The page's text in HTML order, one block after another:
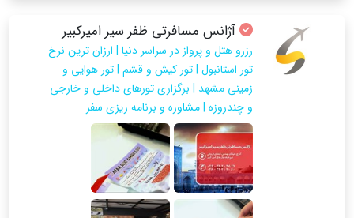
آژانس مسافرتی ظفر سیر امیرکبیر
رزرو هتل و پرواز در سراسر دنیا | ارزان ترین نرخ
تور استانبول | تور کیش و قشم | تور هوایی و
زمینی مشهد | برگزاری تورهای داخلی و خارجی
و چندروزه | مشاوره و برنامه ریزی سفر